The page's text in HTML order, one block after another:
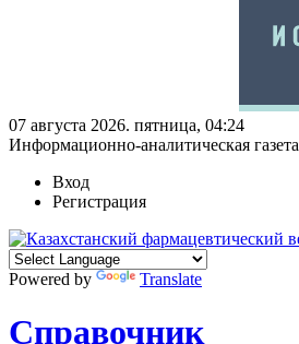
07 августа 2026. пятница, 04:24
Информационно-аналитическая газета
Вход
Регистрация
Powered by Translate
Справочник